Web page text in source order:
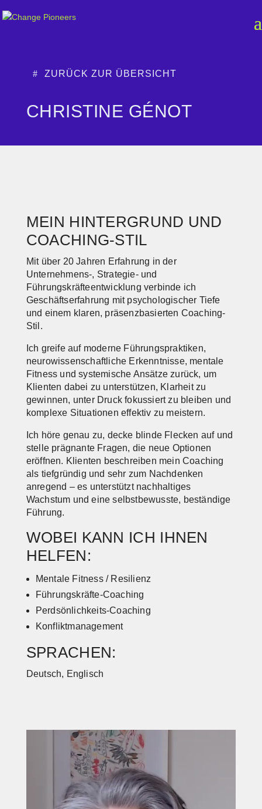
ZURÜCK ZUR ÜBERSICHT
CHRISTINE GÉNOT
MEIN HINTERGRUND UND
COACHING-STIL
Mit über 20 Jahren Erfahrung in der
Unternehmens-, Strategie- und
Führungskräfteentwicklung verbinde ich
Geschäftserfahrung mit psychologischer Tiefe
und einem klaren, präsenzbasierten Coaching-
Stil.
Ich greife auf moderne Führungspraktiken,
neurowissenschaftliche Erkenntnisse, mentale
Fitness und systemische Ansätze zurück, um
Klienten dabei zu unterstützen, Klarheit zu
gewinnen, unter Druck fokussiert zu bleiben und
komplexe Situationen effektiv zu meistern.
Ich höre genau zu, decke blinde Flecken auf und
stelle prägnante Fragen, die neue Optionen
eröffnen. Klienten beschreiben mein Coaching
als tiefgründig und sehr zum Nachdenken
anregend – es unterstützt nachhaltiges
Wachstum und eine selbstbewusste, beständige
Führung.
WOBEI KANN ICH IHNEN
HELFEN:
Mentale Fitness / Resilienz
Führungskräfte-Coaching
Perdsönlichkeits-Coaching
Konfliktmanagement
SPRACHEN:
Deutsch, Englisch